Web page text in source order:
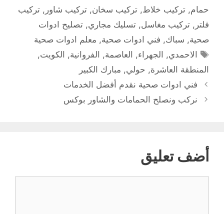
حمام, تركيب خلاط, تركيب سخان, تركيب شاور , تركيب
فلتر , تركيب مغاسل, تسليك مجاري, تصليح ادوات
صحية, سباك, فني ادوات صحية, معلم ادوات صحية
الوسوم
الاحمدي, الجهراء, العاصمة, الفروانية, الكويت,
المنطقة العاشرة, حولي, مبارك الكبير
فني ادوات صحية نقدم أفضل الخدمات
نركب ونصلح الحمامات والشاور بوكس
أضف تعليق